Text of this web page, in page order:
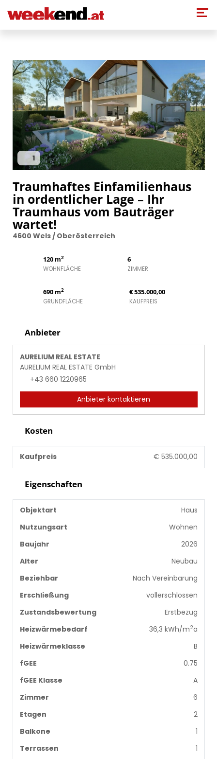
1
Traumhaftes Einfamilienhaus
in ordentlicher Lage – Ihr
Traumhaus vom Bauträger
wartet!
4600 Wels / Oberösterreich
120 m2
WOHNFLÄCHE
6
ZIMMER
690 m2
GRUNDFLÄCHE
€ 535.000,00
KAUFPREIS
Anbieter
AURELIUM REAL ESTATE
AURELIUM REAL ESTATE GmbH
+43 660 1220965
Anbieter kontaktieren
Kosten
Kaufpreis € 535.000,00
Eigenschaften
Objektart
Haus
Nutzungsart
Wohnen
Baujahr
2026
Alter
Neubau
Beziehbar
Nach Vereinbarung
Erschließung
vollerschlossen
Zustandsbewertung
Erstbezug
Heizwärmebedarf
36,3 kWh/m2a
Heizwärmeklasse
B
fGEE
0.75
fGEE Klasse
A
Zimmer
6
Etagen
2
Balkone
1
Terrassen
1